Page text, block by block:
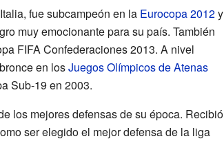
fue subcampeón en la Eurocopa 2012y
muy emocionante para su país. También
FIFA Confederaciones 2013. A nivel
en losJuegos Olímpicos de Atenas
Sub-19 en 2003.
los mejores defensas de su época. Recibió
ser elegido el mejor defensa de la liga